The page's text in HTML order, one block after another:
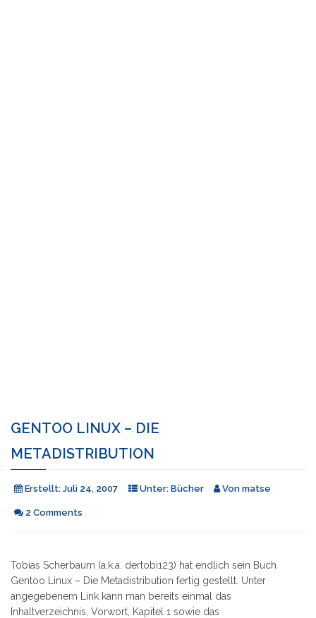
GENTOO LINUX – DIE
METADISTRIBUTION
Erstellt: Juli 24, 2007 Unter: Bücher Von matse
2 Comments
Tobias Scherbaum (a.k.a. dertobi123) hat endlich sein Buch
Gentoo Linux – Die Metadistribution fertig gestellt. Unter
angegebenem Link kann man bereits einmal das
Inhaltverzeichnis, Vorwort, Kapitel 1 sowie das